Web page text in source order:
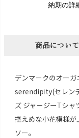
納期の詳
商品について
デンマークのオー
serendipity(セレン
ズ ジャージーTシャ
控えめな小花模様
ソー。